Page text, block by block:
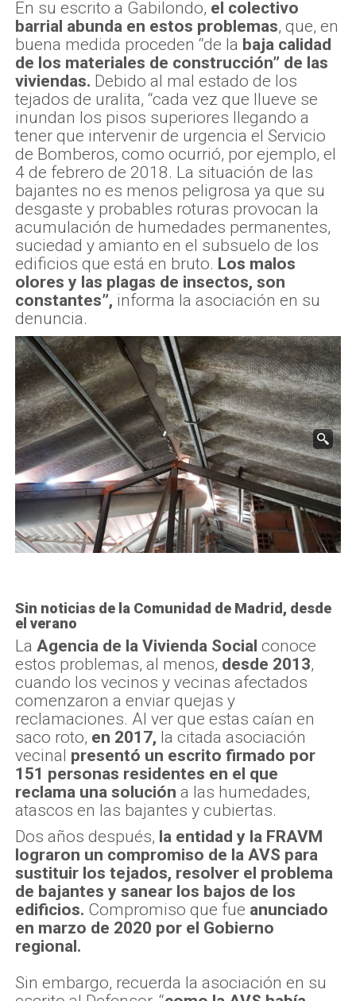
En su escrito a Gabilondo, el colectivo
barrial abunda en estos problemas, que, en
buena medida proceden “de la baja calidad
de los materiales de construcción” de las
viviendas. Debido al mal estado de los
tejados de uralita, “cada vez que llueve se
inundan los pisos superiores llegando a
tener que intervenir de urgencia el Servicio
de Bomberos, como ocurrió, por ejemplo, el
4 de febrero de 2018. La situación de las
bajantes no es menos peligrosa ya que su
desgaste y probables roturas provocan la
acumulación de humedades permanentes,
suciedad y amianto en el subsuelo de los
edificios que está en bruto. Los malos
olores y las plagas de insectos, son
constantes”, informa la asociación en su
denuncia.
Sin noticias de la Comunidad de Madrid, desde
el verano
La Agencia de la Vivienda Social conoce
estos problemas, al menos, desde 2013,
cuando los vecinos y vecinas afectados
comenzaron a enviar quejas y
reclamaciones. Al ver que estas caían en
saco roto, en 2017, la citada asociación
vecinal presentó un escrito firmado por
151 personas residentes en el que
reclama una solución a las humedades,
atascos en las bajantes y cubiertas.
Dos años después, la entidad y la FRAVM
lograron un compromiso de la AVS para
sustituir los tejados, resolver el problema
de bajantes y sanear los bajos de los
edificios. Compromiso que fue anunciado
en marzo de 2020 por el Gobierno
regional.
Sin embargo, recuerda la asociación en su